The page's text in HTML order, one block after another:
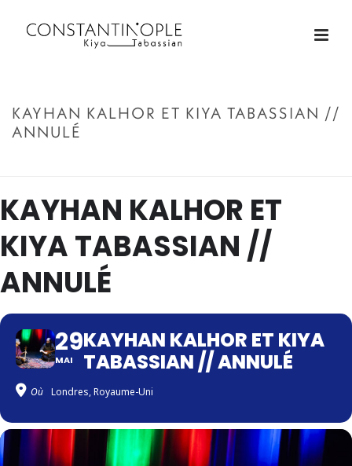
KAYHAN KALHOR ET KIYA TABASSIAN //
ANNULÉ
KAYHAN KALHOR ET
KIYA TABASSIAN //
ANNULÉ
29
MAI
KAYHAN KALHOR ET KIYA
TABASSIAN // ANNULÉ
Où Londres, Royaume-Uni